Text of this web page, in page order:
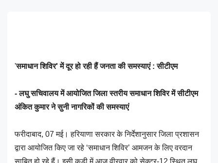
'समाधान शिविर' में दूर हो रही हैं जनता की समस्याएं : सीटीएम
- लघु सचिवालय में आयोजित जिला स्तरीय समाधान शिविर में सीटीएम
अंकित कुमार ने सुनी नागरिकों की समस्याएं
फरीदाबाद, 07 मई। हरियाणा सरकार के निर्देशानुसार जिला प्रशासन
द्वारा आयोजित किए जा रहे ‘समाधान शिविर’ आमजन के लिए वरदान
साबित हो रहे हैं। इसी कड़ी में आज वीरवार को सेक्टर-12 स्थित लघु